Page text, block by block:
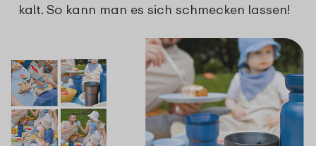
kalt. So kann man es sich schmecken lassen!